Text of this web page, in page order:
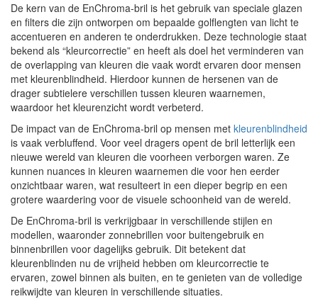
De kern van de EnChroma-bril is het gebruik van speciale glazen
en filters die zijn ontworpen om bepaalde golflengten van licht te
accentueren en anderen te onderdrukken. Deze technologie staat
bekend als “kleurcorrectie” en heeft als doel het verminderen van
de overlapping van kleuren die vaak wordt ervaren door mensen
met kleurenblindheid. Hierdoor kunnen de hersenen van de
drager subtielere verschillen tussen kleuren waarnemen,
waardoor het kleurenzicht wordt verbeterd.
De impact van de EnChroma-bril op mensen met kleurenblindheid
is vaak verbluffend. Voor veel dragers opent de bril letterlijk een
nieuwe wereld van kleuren die voorheen verborgen waren. Ze
kunnen nuances in kleuren waarnemen die voor hen eerder
onzichtbaar waren, wat resulteert in een dieper begrip en een
grotere waardering voor de visuele schoonheid van de wereld.
De EnChroma-bril is verkrijgbaar in verschillende stijlen en
modellen, waaronder zonnebrillen voor buitengebruik en
binnenbrillen voor dagelijks gebruik. Dit betekent dat
kleurenblinden nu de vrijheid hebben om kleurcorrectie te
ervaren, zowel binnen als buiten, en te genieten van de volledige
reikwijdte van kleuren in verschillende situaties.